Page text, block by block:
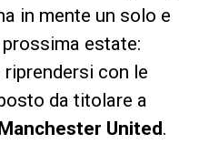
in mente un solo e
estate:
con le
da titolare a
United.